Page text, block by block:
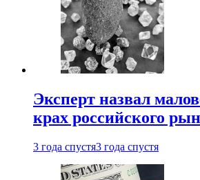
Эксперт назвал
крах российского
3 года спустя3 года спустя